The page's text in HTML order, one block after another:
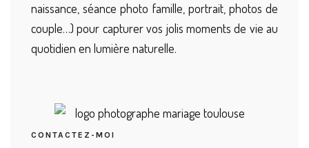
naissance, séance photo famille, portrait, photos de
couple…) pour capturer vos jolis moments de vie au
quotidien en lumière naturelle.
CONTACTEZ-MOI